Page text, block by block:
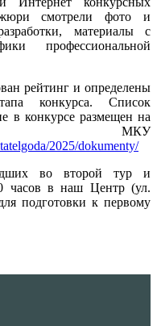
смотрели фото и
материалы с
профессиональной
рейтинг и определены
конкурса. Список
в конкурсе размещен на
МКУ
2025/dokumenty/
во второй тур и
часов в наш Центр (ул.
подготовки к первому